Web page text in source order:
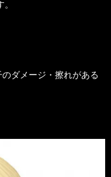
ダメージ・擦れがある